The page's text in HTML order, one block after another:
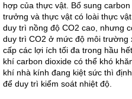
hợp của thực vật. Bổ sung
trưởng và thực vật có loài thực
duy trì nồng độ CO2 cao, nhưng
duy trì CO2 ở mức độ môi trường
cấp các lợi ích tối đa trong hầu
khí carbon dioxide có thể khó
khí nhà kính đang kiệt sức thì
để duy trì kiểm soát nhiệt độ.